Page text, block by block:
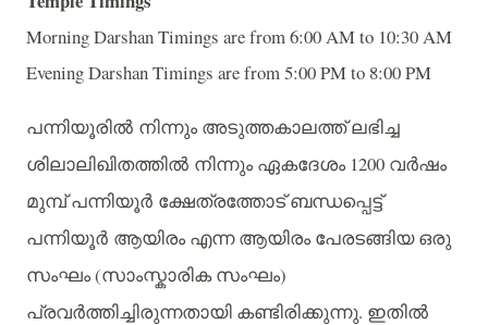
Morning Darshan Timings are from 6:00 AM to 10:30 AM
Evening Darshan Timings are from 5:00 PM to 8:00 PM
പന്നിയൂരില്‍ നിന്നും അടുത്തകാലത്ത് ലഭിച്ച
ശിലാലിഖിതത്തില്‍ നിന്നും ഏകദേശം 1200 വര്‍ഷം
മുമ്പ് പന്നിയൂര്‍ ക്ഷേത്രത്തോട് ബന്ധപ്പെട്ട്
പന്നിയൂര്‍ ആയിരം എന്ന ആയിരം പേരടങ്ങിയ ഒരു
സംഘം (സാംസ്കാരിക സംഘം)
പ്രവര്‍ത്തിച്ചിരുന്നതായി കണ്ടിരിക്കുന്നു. ഇതില്‍